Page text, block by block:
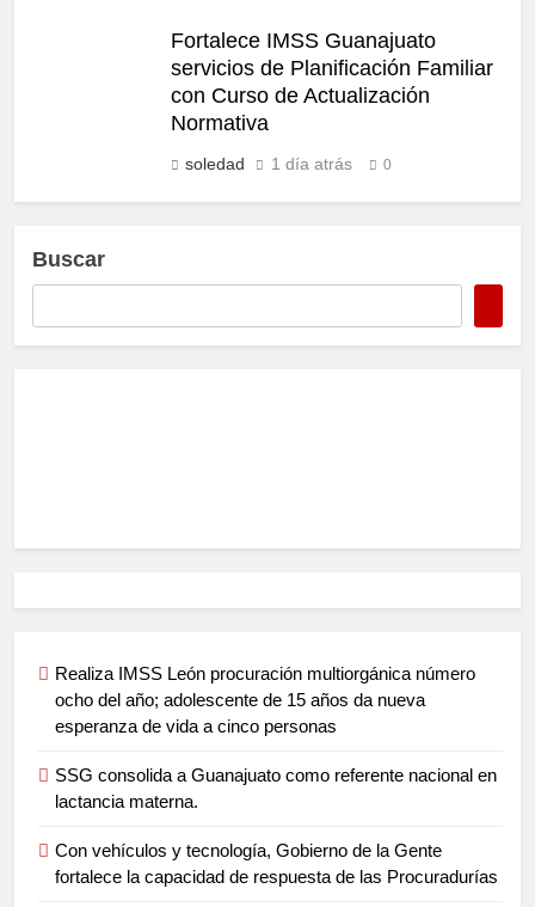
Fortalece IMSS Guanajuato
servicios de Planificación Familiar
con Curso de Actualización
Normativa
soledad 1 día atrás 0
Buscar
Realiza IMSS León procuración multiorgánica número
ocho del año; adolescente de 15 años da nueva
esperanza de vida a cinco personas
SSG consolida a Guanajuato como referente nacional en
lactancia materna.
Con vehículos y tecnología, Gobierno de la Gente
fortalece la capacidad de respuesta de las Procuradurías